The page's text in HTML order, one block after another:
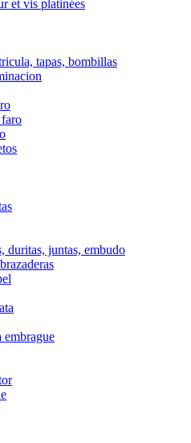
et vis platinées
tapas, bombillas
faro
duritas, juntas, embudo
embrague